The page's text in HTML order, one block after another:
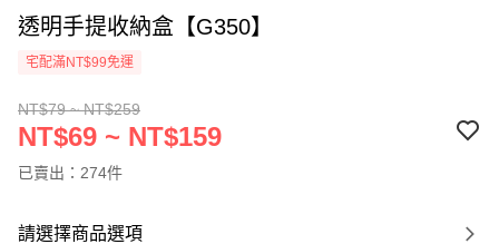
透明手提收納盒【G350】
宅配滿NT$99免運
NT$79 ~ NT$259
NT$69 ~ NT$159
已賣出：274件
請選擇商品選項